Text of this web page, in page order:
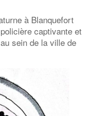
à Blanquefort
captivante et
sein de la ville de